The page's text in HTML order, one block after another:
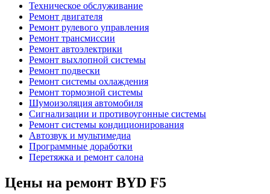
Техническое обслуживание
Ремонт двигателя
Ремонт рулевого управления
Ремонт трансмиссии
Ремонт автоэлектрики
Ремонт выхлопной системы
Ремонт подвески
Ремонт системы охлаждения
Ремонт тормозной системы
Шумоизоляция автомобиля
Сигнализации и противоугонные системы
Ремонт системы кондиционирования
Автозвук и мультимедиа
Программные доработки
Перетяжка и ремонт салона
Цены на ремонт BYD F5